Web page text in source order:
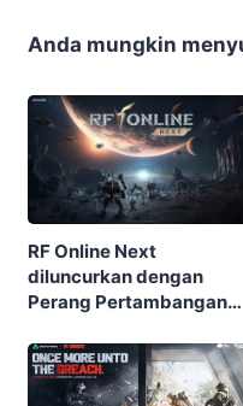
Anda mungkin
RF Online Next
diluncurkan dengan
Perang Pertambangan
keren, dan robot-robot
raksasa di perangkat